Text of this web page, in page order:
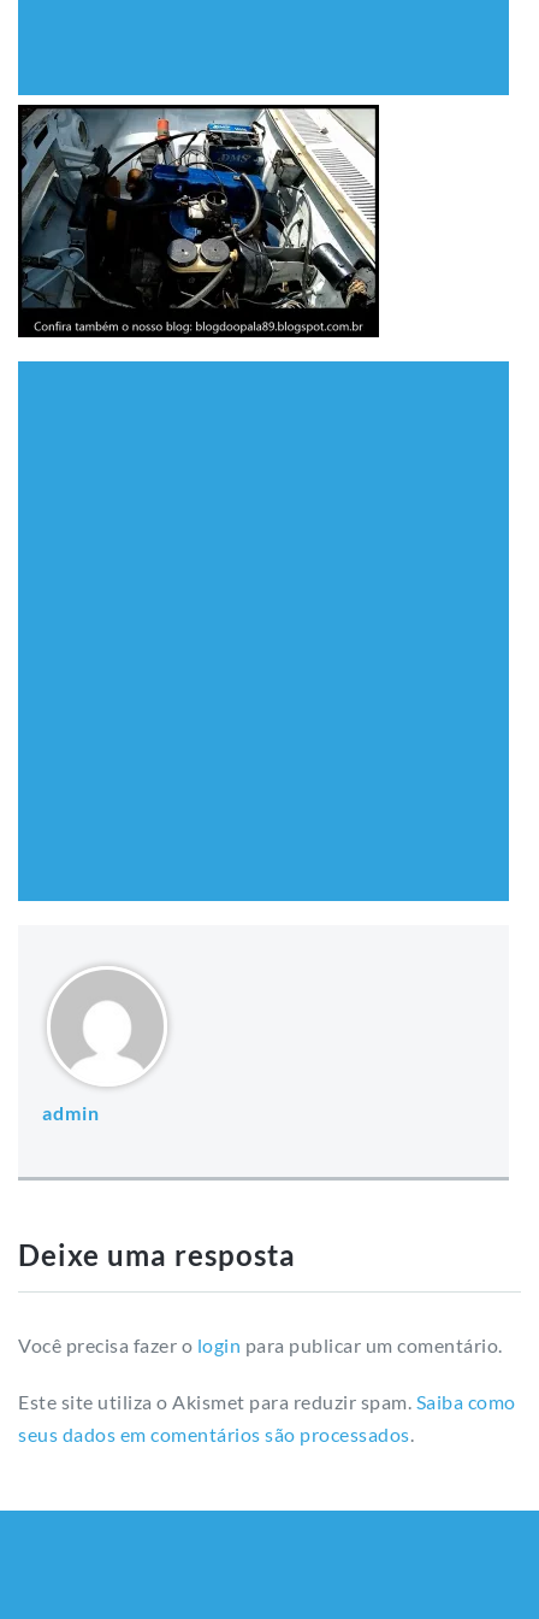
admin
Deixe uma resposta
Você precisa fazer o login para publicar um comentário.
Este site utiliza o Akismet para reduzir spam. Saiba como
seus dados em comentários são processados.